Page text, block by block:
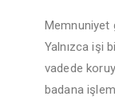
Memnuniyet
Yalnızca işi
vadede
badana